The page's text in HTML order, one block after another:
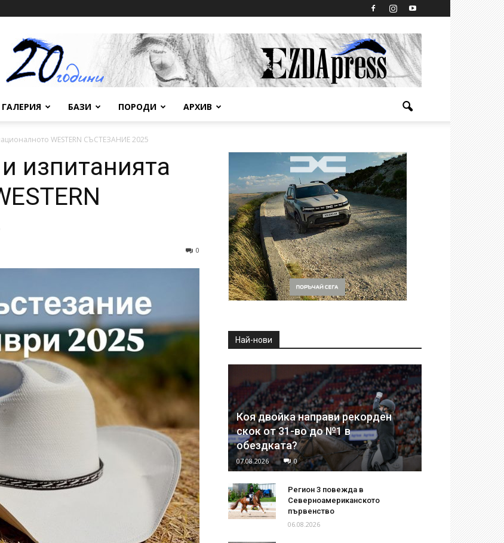
ГАЛЕРИЯ БАЗИ ПОРОДИ АРХИВ
WESTERN СЪСТЕЗАНИЕ 2025
изпитанията
0
Най-нови
Коя двойка направи рекорден
скок от 31-во до №1 в
обездката?
07.08.2026 0
Регион 3 повежда в
Северноамериканското
първенство
06.08.2026